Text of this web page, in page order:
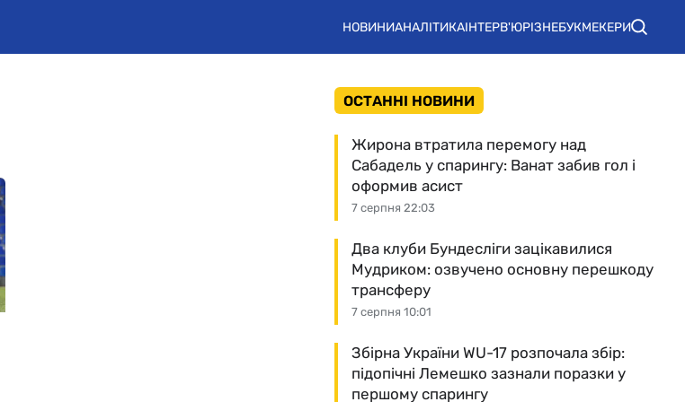
НОВИНИАНАЛІТИКАІНТЕРВ'ЮРІЗНЕБУКМЕКЕРИ
ОСТАННІ НОВИНИ
7 серпня 22:03
Жирона втратила перемогу над
Сабадель у спарингу: Ванат забив гол і
оформив асист
7 серпня 10:01
Два клуби Бундесліги зацікавилися
Мудриком: озвучено основну перешкоду
трансферу
Збірна України WU-17 розпочала збір:
підопічні Лемешко зазнали поразки у
першому спарингу